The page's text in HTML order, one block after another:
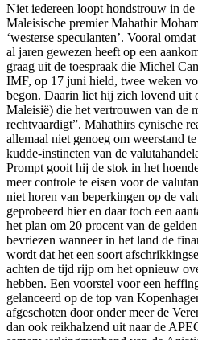
Niet iedereen loopt hondstrouw in
Maleisische premier Mahathir
‘westerse speculanten’. Vooral
al jaren gewezen heeft op een
graag uit de toespraak die Michel
IMF, op 17 juni hield, twee weken
begon. Daarin liet hij zich lovend uit
Maleisië) die het vertrouwen van de
rechtvaardigt”. Mahathirs cynische
allemaal niet genoeg om weerstand
kudde-instincten van de
Prompt gooit hij de stok in het
meer controle te eisen voor de
niet horen van beperkingen op de
geprobeerd hier en daar toch een
het plan om 20 procent van de
bevriezen wanneer in het land de
wordt dat het een soort
achten de tijd rijp om het opnieuw
hebben. Een voorstel voor een
gelanceerd op de top van
afgeschoten door onder meer de
dan ook reikhalzend uit naar de